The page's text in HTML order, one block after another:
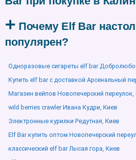
Почему Elf Bar
популярен?
Одноразовые сигареты elf bar
Купить elf bar с доставкой Арсенальный
Магазин вейпов Новопечерский переулок,
wild berries crawler Ивана Кудри, Киев
Электронные курилки Редутная, Киев
Elf Bar купить оптом Новопечерский
классический elf bar Лысая гора, Киев